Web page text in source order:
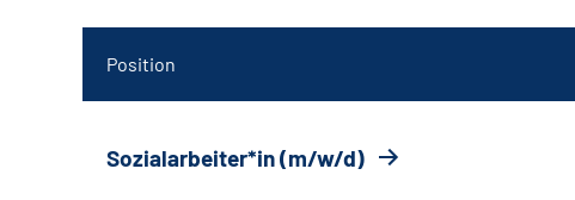
Position
Sozialarbeiter*in (m/w/d)